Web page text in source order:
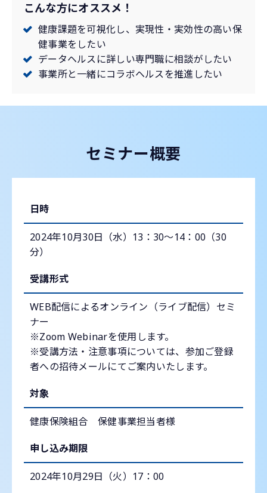
こんな方にオススメ！
健康課題を可視化し、実現性・実効性の高い保
健事業をしたい
データヘルスに詳しい専門職に相談がしたい
事業所と一緒にコラボヘルスを推進したい
セミナー概要
日時
2024年10月30日（水）13：30～14：00（30
分）
受講形式
WEB配信によるオンライン（ライブ配信）セミ
ナー
※Zoom Webinarを使用します。
※受講方法・注意事項については、参加ご登録
者への招待メールにてご案内いたします。
対象
健康保険組合 保健事業担当者様
申し込み期限
2024年10月29日（火）17：00